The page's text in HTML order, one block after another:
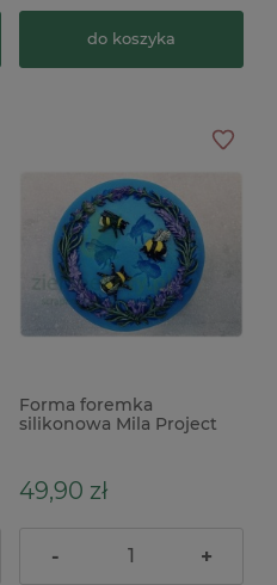
do koszyka
Forma foremka
silikonowa Mila Project
49,90 zł
- +